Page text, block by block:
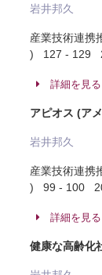
岩井邦久
産業技術連携
) 127 - 129
詳細を見る
アピオス (ア
岩井邦久
産業技術連携
) 99 - 100
詳細を見る
健康な高齢化